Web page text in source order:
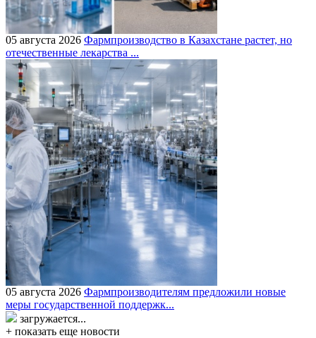
05 августа 2026 Фармпроизводство в Казахстане растет, но
отечественные лекарства ...
05 августа 2026 Фармпроизводителям предложили новые
меры государственной поддержк...
загружается...
+ показать еще новости